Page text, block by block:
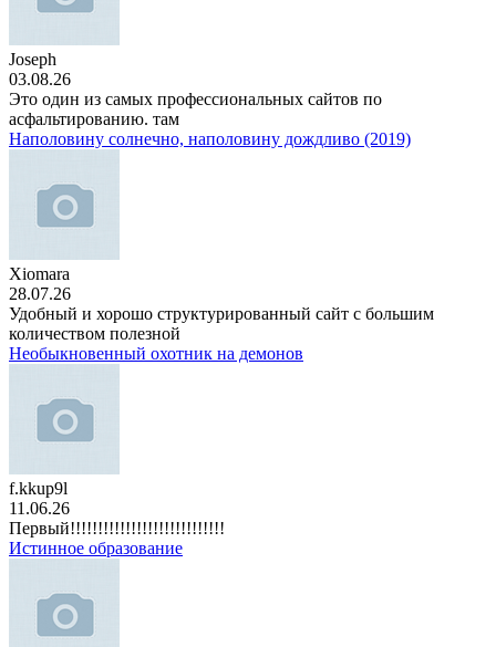
Joseph
03.08.26
Это один из самых профессиональных сайтов по
асфальтированию. там
Наполовину солнечно, наполовину дождливо (2019)
Xiomara
28.07.26
Удобный и хорошо структурированный сайт с большим
количеством полезной
Необыкновенный охотник на демонов
f.kkup9l
11.06.26
Первый!!!!!!!!!!!!!!!!!!!!!!!!!!!!
Истинное образование